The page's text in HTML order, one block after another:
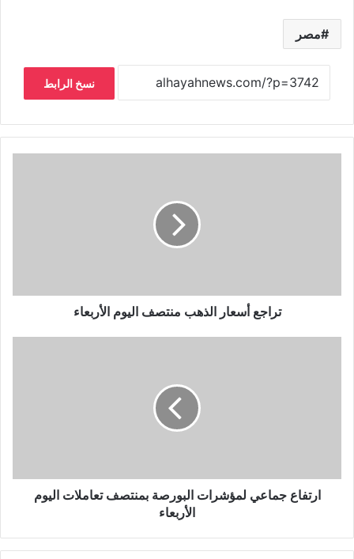
مصر
نسخ الرابط
تراجع أسعار الذهب منتصف اليوم الأربعاء
ارتفاع جماعي لمؤشرات البورصة بمنتصف تعاملات اليوم
الأربعاء